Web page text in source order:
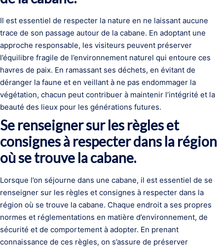
Il est essentiel de respecter la nature en ne laissant aucune
trace de son passage autour de la cabane. En adoptant une
approche responsable, les visiteurs peuvent préserver
l’équilibre fragile de l’environnement naturel qui entoure ces
havres de paix. En ramassant ses déchets, en évitant de
déranger la faune et en veillant à ne pas endommager la
végétation, chacun peut contribuer à maintenir l’intégrité et la
beauté des lieux pour les générations futures.
Se renseigner sur les règles et
consignes à respecter dans la région
où se trouve la cabane.
Lorsque l’on séjourne dans une cabane, il est essentiel de se
renseigner sur les règles et consignes à respecter dans la
région où se trouve la cabane. Chaque endroit a ses propres
normes et réglementations en matière d’environnement, de
sécurité et de comportement à adopter. En prenant
connaissance de ces règles, on s’assure de préserver